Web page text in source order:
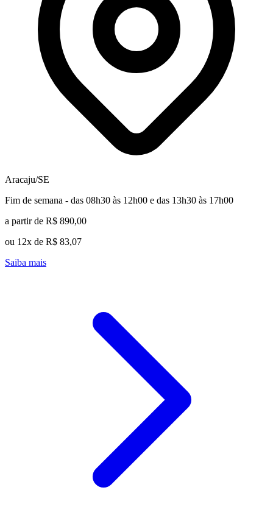
Aracaju/SE
Fim de semana - das 08h30 às 12h00 e das 13h30 às 17h00
a partir de R$ 890,00
ou 12x de R$ 83,07
Saiba mais